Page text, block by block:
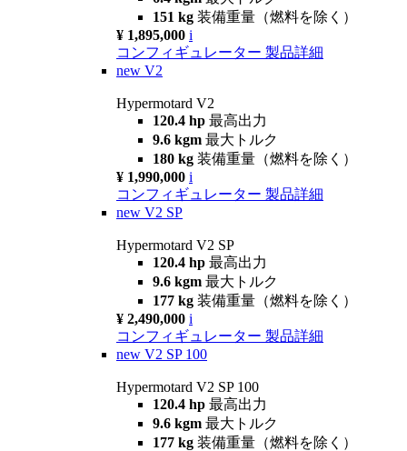
151 kg 装備重量（燃料を除く）
¥ 1,895,000 i
コンフィギュレーター 製品詳細
new V2
Hypermotard V2
120.4 hp 最高出力
9.6 kgm 最大トルク
180 kg 装備重量（燃料を除く）
¥ 1,990,000 i
コンフィギュレーター 製品詳細
new V2 SP
Hypermotard V2 SP
120.4 hp 最高出力
9.6 kgm 最大トルク
177 kg 装備重量（燃料を除く）
¥ 2,490,000 i
コンフィギュレーター 製品詳細
new V2 SP 100
Hypermotard V2 SP 100
120.4 hp 最高出力
9.6 kgm 最大トルク
177 kg 装備重量（燃料を除く）